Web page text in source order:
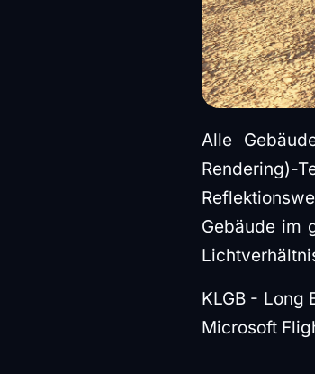
Alle
Gebäude im
KLGB - Long
Microsoft